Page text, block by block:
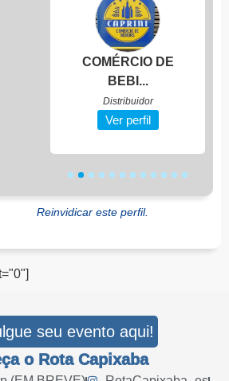
COMÉRCIO DE
BEBI...
Distribuidor
Ver perfil
5 6 7 8 9 101112
Reinvidicar este perfil.
seu evento aqui!
o Rota Capixaba